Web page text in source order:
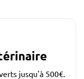
jusqu'à 500€.